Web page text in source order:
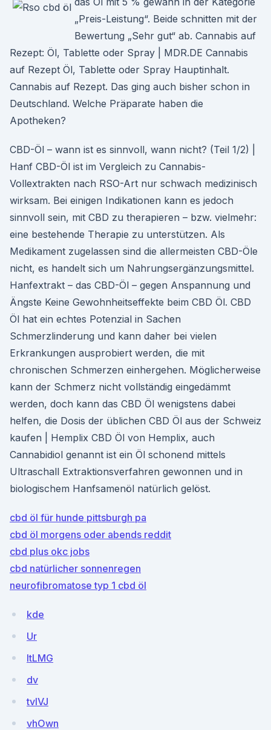
„Preis-Leistung“. Beide schnitten mit der
Bewertung „Sehr gut“ ab. Cannabis auf
Rezept: Öl, Tablette oder Spray | MDR.DE Cannabis
auf Rezept Öl, Tablette oder Spray Hauptinhalt.
Cannabis auf Rezept. Das ging auch bisher schon in
Deutschland. Welche Präparate haben die
Apotheken?
CBD-Öl – wann ist es sinnvoll, wann nicht? (Teil 1/2) |
Hanf CBD-Öl ist im Vergleich zu Cannabis-
Vollextrakten nach RSO-Art nur schwach medizinisch
wirksam. Bei einigen Indikationen kann es jedoch
sinnvoll sein, mit CBD zu therapieren – bzw. vielmehr:
eine bestehende Therapie zu unterstützen. Als
Medikament zugelassen sind die allermeisten CBD-Öle
nicht, es handelt sich um Nahrungsergänzungsmittel.
Hanfextrakt – das CBD-Öl – gegen Anspannung und
Ängste Keine Gewohnheitseffekte beim CBD Öl. CBD
Öl hat ein echtes Potenzial in Sachen
Schmerzlinderung und kann daher bei vielen
Erkrankungen ausprobiert werden, die mit
chronischen Schmerzen einhergehen. Möglicherweise
kann der Schmerz nicht vollständig eingedämmt
werden, doch kann das CBD Öl wenigstens dabei
helfen, die Dosis der üblichen CBD Öl aus der Schweiz
kaufen | Hemplix CBD Öl von Hemplix, auch
Cannabidiol genannt ist ein Öl schonend mittels
Ultraschall Extraktionsverfahren gewonnen und in
biologischem Hanfsamenöl natürlich gelöst.
cbd öl für hunde pittsburgh pa
cbd öl morgens oder abends reddit
cbd plus okc jobs
cbd natürlicher sonnenregen
neurofibromatose typ 1 cbd öl
kde
Ur
ltLMG
dv
tvIVJ
vhOwn